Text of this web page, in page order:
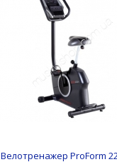
Велотренажер ProForm